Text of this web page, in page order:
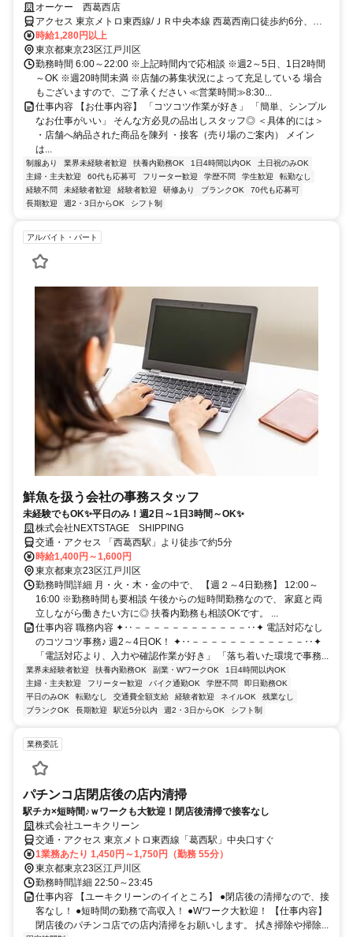
がニガテでも安心のシンプル作業！
オーケー 西葛西店
アクセス 東京メトロ東西線/ＪＲ中央本線 西葛西南口徒歩約6分、東
京メトロ東西線/ＪＲ中央本線 葛西西口徒歩約24分、都営新宿線 船堀
南口徒歩約30分 東西線「西葛西駅」より徒歩約5分＊自転車通勤OK
時給1,280円以上
東京都東京23区江戸川区
勤務時間 6:00～22:00 ※上記時間内で応相談 ※週2～5日、1日2時間
～OK ※週20時間未満 ※店舗の募集状況によって充足している 場合
もございますので、ご了承ください ≪営業時間≫8:30...
仕事内容 【お仕事内容】 「コツコツ作業が好き」 「簡単、シンプル
なお仕事がいい」 そんな方必見の品出しスタッフ◎ ＜具体的には＞
・店舗へ納品された商品を陳列 ・接客（売り場のご案内） メイン
は...
制服あり 業界未経験者歓迎 扶養内勤務OK 1日4時間以内OK
土日祝のみOK
主婦・主夫歓迎
60代も応募可 フリーター歓迎 学歴不問 学生歓迎
転勤なし
経験不問
未経験者歓迎 経験者歓迎 研修あり ブランクOK
70代も応募可
長期歓迎
週2・3日からOK シフト制
アルバイト・パート
鮮魚を扱う会社の事務スタッフ
未経験でもOK✨平日のみ！週2日～1日3時間～OK✨
株式会社NEXTSTAGE SHIPPING
交通・アクセス 「西葛西駅」より徒歩で約5分
時給1,400円～1,600円
東京都東京23区江戸川区
勤務時間詳細 月・火・木・金の中で、 【週２～4日勤務】 12:00～
16:00 ※勤務時間も要相談 午後からの短時間勤務なので、 家庭と両
立しながら働きたい方に◎ 扶養内勤務も相談OKです。 ...
仕事内容 職務内容 ✦‥－－－－－－－－－－－－‥✦ 電話対応なし
のコツコツ事務♪ 週2～4日OK！ ✦‥－－－－－－－－－－－－‥✦
「電話対応より、入力や確認作業が好き」 「落ち着いた環境で事務...
業界未経験者歓迎 扶養内勤務OK 副業・WワークOK
1日4時間以内OK
主婦・主夫歓迎
フリーター歓迎 バイク通勤OK 学歴不問
即日勤務OK
平日のみOK
転勤なし 交通費全額支給 経験者歓迎 ネイルOK
残業なし
ブランクOK
長期歓迎 駅近5分以内 週2・3日からOK シフト制
業務委託
パチンコ店閉店後の店内清掃
駅チカ×短時間♪ｗワークも大歓迎！閉店後清掃で接客なし
株式会社ユーキクリーン
交通・アクセス 東京メトロ東西線「葛西駅」中央口すぐ
1業務あたり 1,450円～1,750円（勤務 55分）
東京都東京23区江戸川区
勤務時間詳細 22:50～23:45
仕事内容 【ユーキクリーンのイイところ】 ●閉店後の清掃なので、接
客なし！ ●短時間の勤務で高収入！ ●Wワーク大歓迎！ 【仕事内容】
閉店後のパチンコ店での店内清掃をお願いします。 拭き掃除や掃除...